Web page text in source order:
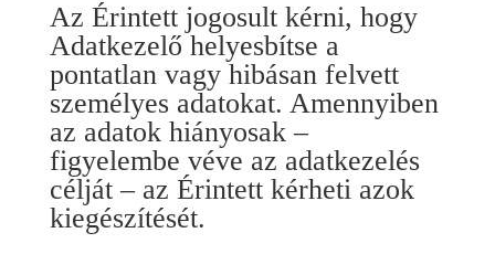
Az Érintett jogosult kérni, hogy
Adatkezelő helyesbítse a
pontatlan vagy hibásan felvett
személyes adatokat. Amennyiben
az adatok hiányosak –
figyelembe véve az adatkezelés
célját – az Érintett kérheti azok
kiegészítését.